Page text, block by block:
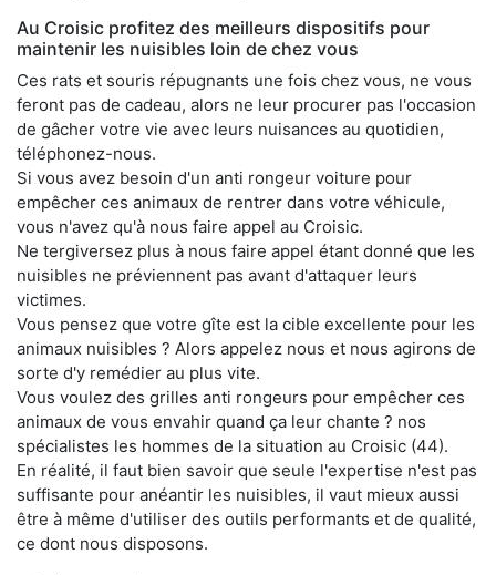
Au Croisic profitez des meilleurs dispositifs pour
maintenir les nuisibles loin de chez vous
Ces rats et souris répugnants une fois chez vous, ne vous
feront pas de cadeau, alors ne leur procurer pas l'occasion
de gâcher votre vie avec leurs nuisances au quotidien,
téléphonez-nous.
Si vous avez besoin d'un anti rongeur voiture pour
empêcher ces animaux de rentrer dans votre véhicule,
vous n'avez qu'à nous faire appel au Croisic.
Ne tergiversez plus à nous faire appel étant donné que les
nuisibles ne préviennent pas avant d'attaquer leurs
victimes.
Vous pensez que votre gîte est la cible excellente pour les
animaux nuisibles ? Alors appelez nous et nous agirons de
sorte d'y remédier au plus vite.
Vous voulez des grilles anti rongeurs pour empêcher ces
animaux de vous envahir quand ça leur chante ? nos
spécialistes les hommes de la situation au Croisic (44).
En réalité, il faut bien savoir que seule l'expertise n'est pas
suffisante pour anéantir les nuisibles, il vaut mieux aussi
être à même d'utiliser des outils performants et de qualité,
ce dont nous disposons.